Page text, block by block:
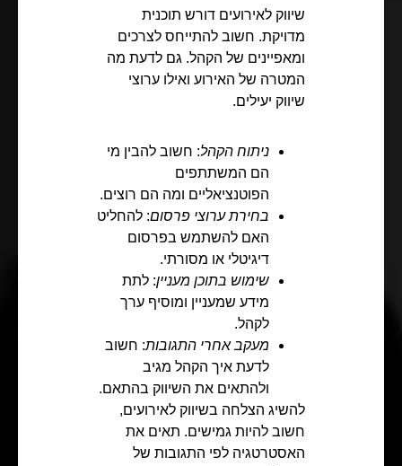
שיווק לאירועים דורש תוכנית
מדויקת. חשוב להתייחס לצרכים
ומאפיינים של הקהל. גם לדעת מה
המטרה של האירוע ואילו ערוצי
שיווק יעילים.
ניתוח הקהל: חשוב להבין מי
הם המשתתפים
הפוטנציאליים ומה הם רוצים.
בחירת ערוצי פרסום: להחליט
האם להשתמש בפרסום
דיגיטלי או מסורתי.
שימוש בתוכן מעניין: לתת
מידע שמעניין ומוסיף ערך
לקהל.
מעקב אחרי התגובות: חשוב
לדעת איך הקהל מגיב
ולהתאים את השיווק בהתאם.
להשיג הצלחה בשיווק לאירועים,
חשוב להיות גמישים. תאים את
האסטרטגיה לפי התגובות של